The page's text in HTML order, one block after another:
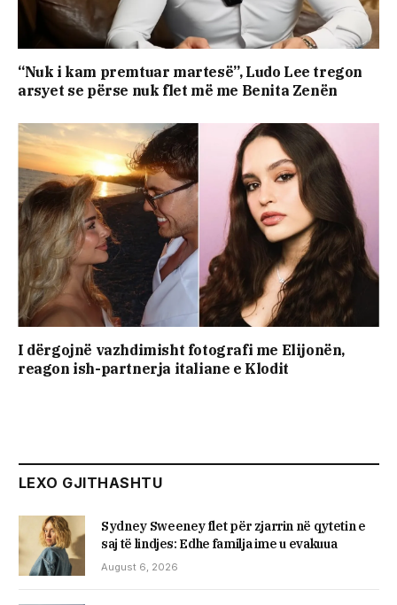
“Nuk i kam premtuar martesë”, Ludo Lee tregon
arsyet se përse nuk flet më me Benita Zenën
I dërgojnë vazhdimisht fotografi me Elijonën,
reagon ish-partnerja italiane e Klodit
LEXO GJITHASHTU
Sydney Sweeney flet për zjarrin në qytetin e
saj të lindjes: Edhe familja ime u evakuua
August 6, 2026